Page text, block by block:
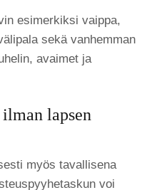
esimerkiksi vaippa,
sekä vanhemman
avaimet ja
lapsen
myös tavallisena
voi